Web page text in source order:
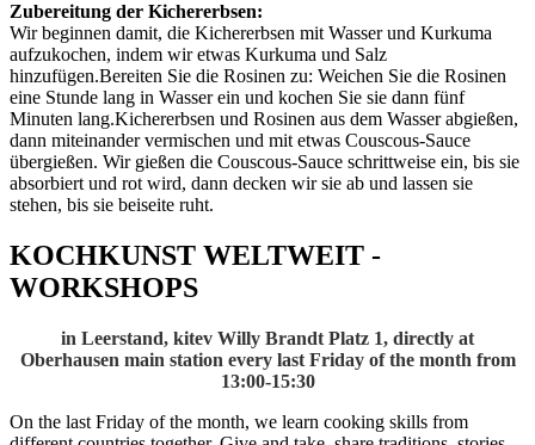
Zubereitung der Kichererbsen:
Wir beginnen damit, die Kichererbsen mit Wasser und Kurkuma
aufzukochen, indem wir etwas Kurkuma und Salz
hinzufügen.Bereiten Sie die Rosinen zu: Weichen Sie die Rosinen
eine Stunde lang in Wasser ein und kochen Sie sie dann fünf
Minuten lang.Kichererbsen und Rosinen aus dem Wasser abgießen,
dann miteinander vermischen und mit etwas Couscous-Sauce
übergießen. Wir gießen die Couscous-Sauce schrittweise ein, bis sie
absorbiert und rot wird, dann decken wir sie ab und lassen sie
stehen, bis sie beiseite ruht.
KOCHKUNST WELTWEIT -
WORKSHOPS
in Leerstand, kitev Willy Brandt Platz 1, directly at
Oberhausen main station every last Friday of the month from
13:00-15:30
On the last Friday of the month, we learn cooking skills from